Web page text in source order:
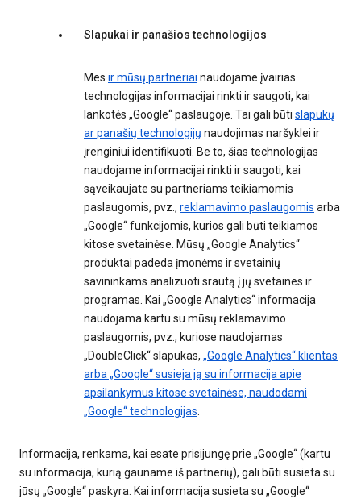
Slapukai ir panašios technologijos
Mes ir mūsų partneriai naudojame įvairias
technologijas informacijai rinkti ir saugoti, kai
lankotės „Google“ paslaugoje. Tai gali būti slapukų
ar panašių technologijų naudojimas naršyklei ir
įrenginiui identifikuoti. Be to, šias technologijas
naudojame informacijai rinkti ir saugoti, kai
sąveikaujate su partneriams teikiamomis
paslaugomis, pvz., reklamavimo paslaugomis arba
„Google“ funkcijomis, kurios gali būti teikiamos
kitose svetainėse. Mūsų „Google Analytics“
produktai padeda įmonėms ir svetainių
savininkams analizuoti srautą į jų svetaines ir
programas. Kai „Google Analytics“ informacija
naudojama kartu su mūsų reklamavimo
paslaugomis, pvz., kuriose naudojamas
„DoubleClick“ slapukas, „Google Analytics“ klientas
arba „Google“ susieja ją su informacija apie
apsilankymus kitose svetainėse, naudodami
„Google“ technologijas.
Informacija, renkama, kai esate prisijungę prie „Google“ (kartu
su informacija, kurią gauname iš partnerių), gali būti susieta su
jūsų „Google“ paskyra. Kai informacija susieta su „Google“